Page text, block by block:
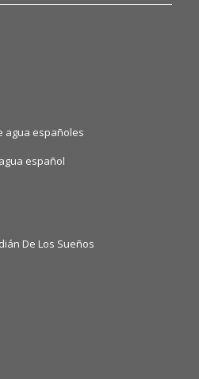
agua españoles
español
De Los Sueños